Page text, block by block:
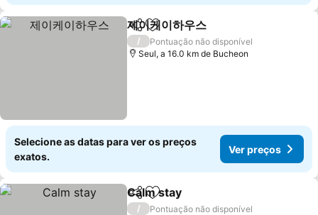
PartilharAdicionar aos favoritos
제이케이하우스
/
Pontuação não disponível
Seul, a 16.0 km de Bucheon
Selecione as datas para ver os preços
exatos.
Ver preços
PartilharAdicionar aos favoritos
Calm stay
/
Pontuação não disponível